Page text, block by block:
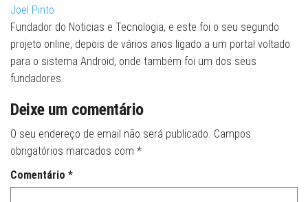
Joel Pinto
Fundador do Noticias e Tecnologia, e este foi o seu segundo
projeto online, depois de vários anos ligado a um portal voltado
para o sistema Android, onde também foi um dos seus
fundadores.
Deixe um comentário
O seu endereço de email não será publicado. Campos
obrigatórios marcados com *
Comentário *